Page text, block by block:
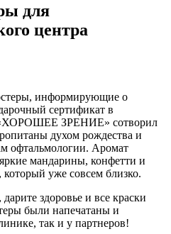
для
центра
информирующие о
сертификат в
«ХОРОШЕЕ ЗРЕНИЕ» сотворил
духом рождества и
офтальмологии. Аромат
мандарины, конфетти и
уже совсем близко.
здоровье и все краски
были напечатаны и
так и у партнеров!